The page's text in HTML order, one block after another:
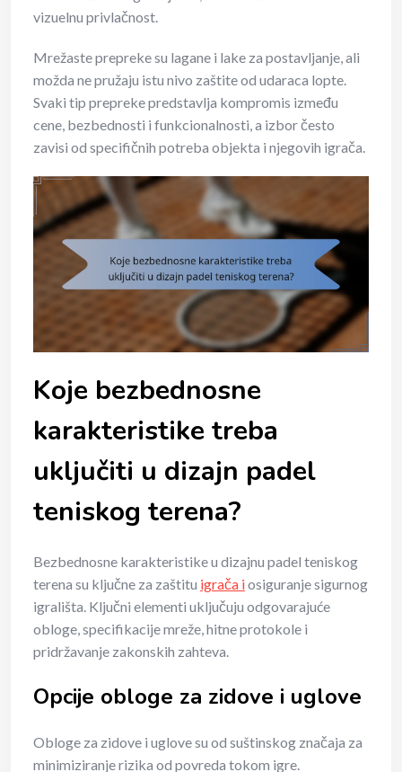
vizuelnu privlačnost.
Mrežaste prepreke su lagane i lake za postavljanje, ali
možda ne pružaju istu nivo zaštite od udaraca lopte.
Svaki tip prepreke predstavlja kompromis između
cene, bezbednosti i funkcionalnosti, a izbor često
zavisi od specifičnih potreba objekta i njegovih igrača.
Koje bezbednosne
karakteristike treba
uključiti u dizajn padel
teniskog terena?
Bezbednosne karakteristike u dizajnu padel teniskog
terena su ključne za zaštitu igrača iosiguranje sigurnog
igrališta. Ključni elementi uključuju odgovarajuće
obloge, specifikacije mreže, hitne protokole i
pridržavanje zakonskih zahteva.
Opcije obloge za zidove i uglove
Obloge za zidove i uglove su od suštinskog značaja za
minimiziranje rizika od povreda tokom igre.